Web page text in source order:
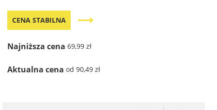
CENA STABILNA trending_flat
Najniższa cena 69,99 zł
Aktualna cena od 90,49 zł